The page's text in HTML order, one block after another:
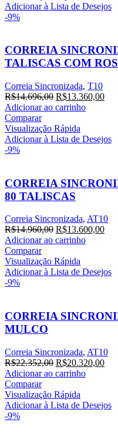
R$13.655,40.
Adicionar à Lista de Desejos
-9%
CORREIA
TALISCAS COM
Correia Sincronizada, T10
R$14.696,00 O
preço
era:
R$14.696,00.
R$13.360,00O
Adicionar ao carrinho
Comparar
Visualização Rápida
Adicionar à Lista de Desejos
-9%
CORREIA
80 TALISCAS
Correia Sincronizada, AT10
R$14.960,00 O
preço
era:
R$14.960,00.
R$13.600,00O
Adicionar ao carrinho
Comparar
Visualização Rápida
Adicionar à Lista de Desejos
-9%
CORREIA
MULCO
Correia Sincronizada, AT10
R$22.352,00 O
preço
era:
R$22.352,00.
R$20.320,00O
Adicionar ao carrinho
Comparar
Visualização Rápida
Adicionar à Lista de Desejos
-9%